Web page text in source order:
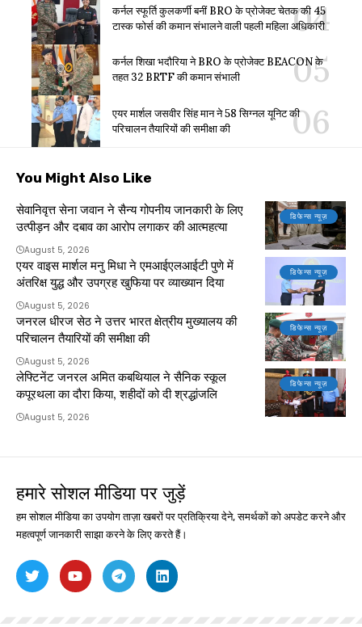
कर्नल स्फूर्ति कुलकर्णी बनीं BRO के प्रोजेक्ट चेतक की 45
टास्क फोर्स की कमान संभालने वाली पहली महिला अधिकारी
कर्नल शिखा भदौरिया ने BRO के प्रोजेक्ट BEACON के
तहत 32 BRTF की कमान संभाली
एयर मार्शल जसवीर सिंह मान ने 58 सिग्नल यूनिट की
परिचालन तैयारियों की समीक्षा की
You Might Also Like
डिफेन्स न्यूज़
सेवानिवृत्त सेना जवान ने सैन्य गोपनीय जानकारी के लिए
उत्पीड़न और दबाव का आरोप लगाकर की आत्महत्या
August 5, 2026
डिफेन्स न्यूज़
एयर वाइस मार्शल मनु मिधा ने एमआईएलआईटी पुणे में
अंतरिक्ष युद्ध और उपग्रह खुफिया पर व्याख्यान दिया
August 5, 2026
डिफेन्स न्यूज़
जनरल धीरज सेठ ने उत्तर भारत क्षेत्रीय मुख्यालय की
परिचालन तैयारियों की समीक्षा की
August 5, 2026
डिफेन्स न्यूज़
लेफ्टिनेंट जनरल अमित कबथियाल ने सैनिक स्कूल
कपूरथला का दौरा किया, शहीदों को दी श्रद्धांजलि
August 5, 2026
हमारे सोशल मीडिया पर जुड़ें
हम सोशल मीडिया का उपयोग ताज़ा खबरों पर प्रतिक्रिया देने, समर्थकों को अपडेट करने और
महत्वपूर्ण जानकारी साझा करने के लिए करते हैं।